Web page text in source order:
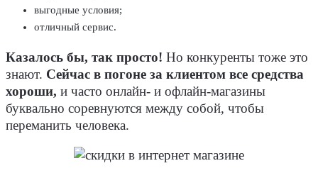
выгодные условия;
отличный сервис.
Казалось бы, так просто! Но конкуренты тоже это
знают. Сейчас в погоне за клиентом все средства
хороши, и часто онлайн- и офлайн-магазины
буквально соревнуются между собой, чтобы
переманить человека.